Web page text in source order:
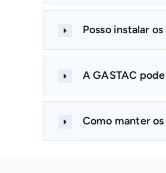
Posso instalar
A GASTAC
Como manter